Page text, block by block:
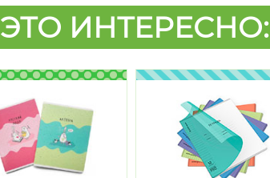
ЭТО ИНТЕРЕСНО: